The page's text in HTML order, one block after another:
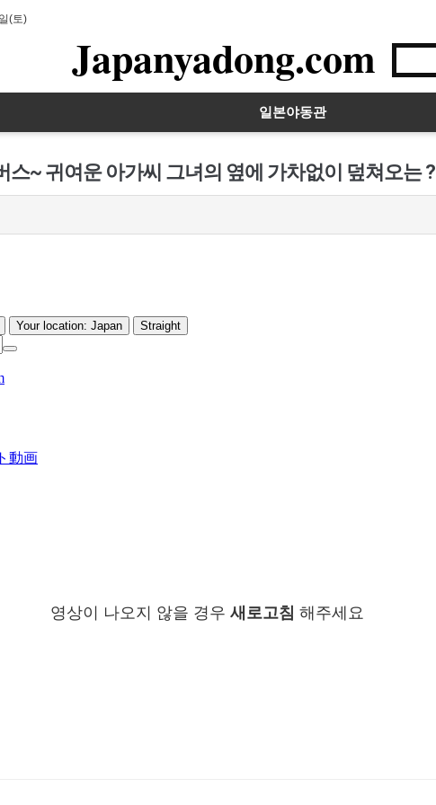
(토)
Japanyadong.com
일본야동관
스~ 귀여운 아가씨 그녀의 옆에 가차없이 덮쳐오는 ?
영상이 나오지 않을 경우 새로고침 해주세요